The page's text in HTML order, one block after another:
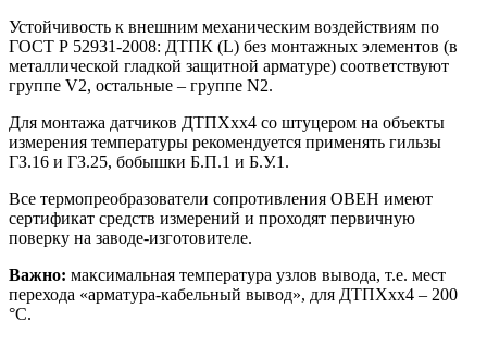
Устойчивость к внешним механическим воздействиям по
ГОСТ Р 52931-2008: ДТПК (L) без монтажных элементов (в
металлической гладкой защитной арматуре) соответствуют
группе V2, остальные – группе N2.
Для монтажа датчиков ДТПХхх4 со штуцером на объекты
измерения температуры рекомендуется применять гильзы
ГЗ.16 и ГЗ.25, бобышки Б.П.1 и Б.У.1.
Все термопреобразователи сопротивления ОВЕН имеют
сертификат средств измерений и проходят первичную
поверку на заводе-изготовителе.
Важно: максимальная температура узлов вывода, т.е. мест
перехода «арматура-кабельный вывод», для ДТПХхх4 – 200
°С.